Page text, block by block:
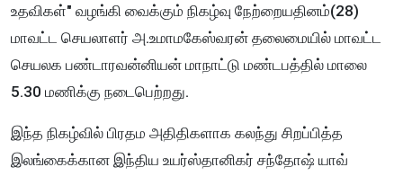
உதவிகள்" வழங்கி வைக்கும் நிகழ்வு நேற்றையதினம்(28)
மாவட்ட செயலாளர் அ.உமாமகேஸ்வரன் தலைமையில் மாவட்ட
செயலக பண்டாரவன்னியன் மாநாட்டு மண்டபத்தில் மாலை
5.30 மணிக்கு நடைபெற்றது.
இந்த நிகழ்வில் பிரதம அதிதிகளாக கலந்து சிறப்பித்த
இலங்கைக்கான இந்திய உயர்ஸ்தானிகர் சந்தோஷ் யாவ்